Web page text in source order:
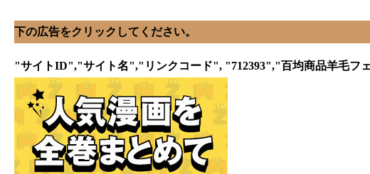
下の広告をクリックしてください。
"サイトID","サイト名","リンクコード", "712393","百均商品羊毛フ